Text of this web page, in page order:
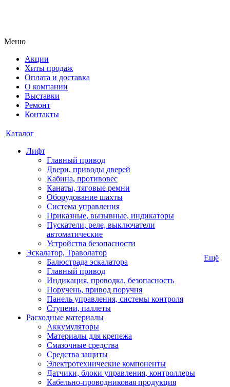
Меню
Акции
Хиты продаж
Оплата и доставка
О компании
Выставки
Ремонт
Контакты
Каталог
Лифт
Главный привод
Двери, приводы дверей
Кабина, противовес
Канаты, тяговые ремни
Оборудование шахты
Система управления
Приказные, вызывные, индикаторы
Пускатели, реле, выключатели
автоматические
Устройства безопасности
Эскалатор, Траволатор
Балюстрада эскалатора
Главный привод
Индикация, проводка, безопасность
Поручень, привод поручня
Панель управления, системы контроля
Ступени, паллеты
Расходные материалы
Аккумуляторы
Материалы для крепежа
Смазочные средства
Средства защиты
Электротехнические компоненты
Датчики, блоки управления, контроллеры
Кабельно-проводниковая продукция
Ещё